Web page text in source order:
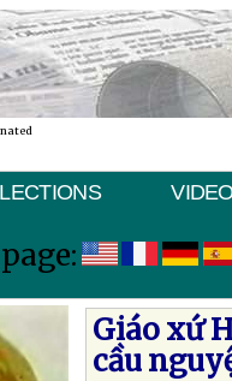
Giáo xứ
cầu